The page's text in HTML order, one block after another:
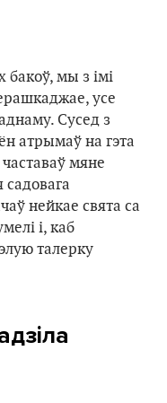
бакоў, мы з імі
усе
Сусед з
атрымаў на гэта
мяне
нейкае свята са
і, каб
талерку